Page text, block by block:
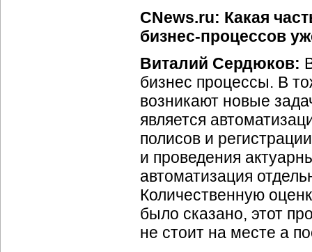
CNews.ru: Какая
бизнес-процессов
Виталий Сердюков:
бизнес процессы. В
возникают новые
является
полисов и
и проведения
автоматизация
Количественную
было сказано, этот
не стоит на месте а